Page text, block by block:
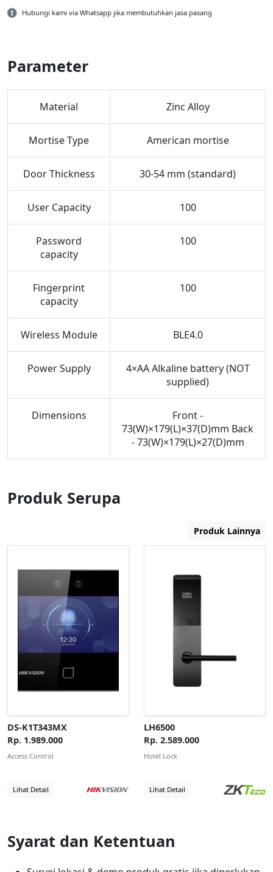
Hubungi kami via Whatsapp jika membutuhkan jasa pasang
Parameter
Material Zinc Alloy
Mortise Type American mortise
Door Thickness 30-54 mm (standard)
User Capacity 100
Password
capacity
100
Fingerprint
capacity
100
Wireless Module BLE4.0
Power Supply
4×AA Alkaline battery (NOT
supplied)
Dimensions
Front -
73(W)×179(L)×37(D)mm Back
- 73(W)×179(L)×27(D)mm
Produk Serupa
Produk Lainnya
DS-K1T343MX
Rp. 1.989.000
Access Control
Lihat Detail
LH6500
Rp. 2.589.000
Hotel Lock
Lihat Detail
Syarat dan Ketentuan